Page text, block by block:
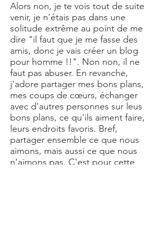
Alors non, je te vois tout de suite
venir, je n'étais pas dans une
solitude extrême au point de me
dire "il faut que je me fasse des
amis, donc je vais créer un blog
pour homme !!". Non non, il ne
faut pas abuser. En revanche,
j'adore partager mes bons plans,
mes coups de cœurs, échanger
avec d'autres personnes sur leus
bons plans, ce qu'ils aiment faire,
leurs endroits favoris. Bref,
partager ensemble ce que nous
aimons, mais aussi ce que nous
n'aimons pas. C'est pour cette